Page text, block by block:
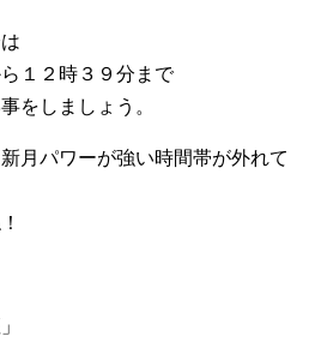
１２時３９分まで
をしましょう。
月パワーが強い時間帯が外れて